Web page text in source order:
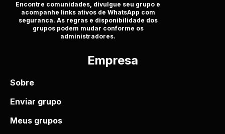
Encontre comunidades, divulgue seu grupo e
acompanhe links ativos de WhatsApp com
seguranca. As regras e disponibilidade dos
grupos podem mudar conforme os
administradores.
Empresa
Sobre
Enviar grupo
Meus grupos